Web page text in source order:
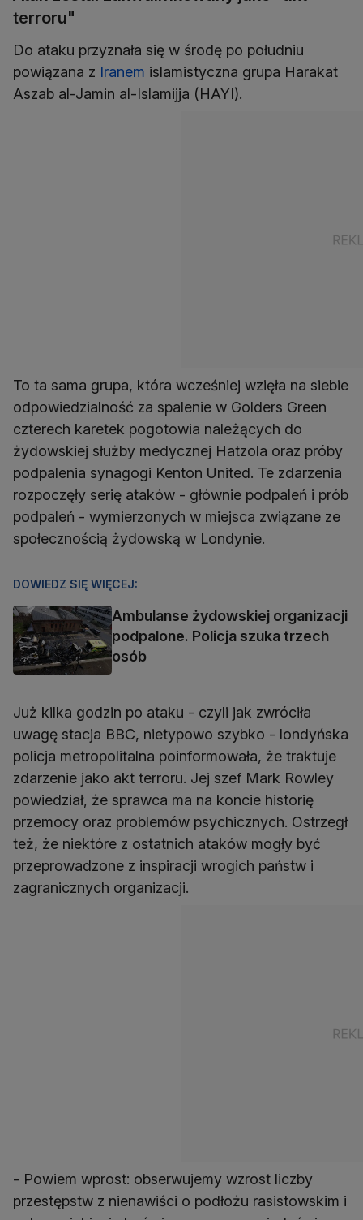
terroru"
Do ataku przyznała się w środę po południu
powiązana z Iranem islamistyczna grupa Harakat
Aszab al-Jamin al-Islamijja (HAYI).
To ta sama grupa, która wcześniej wzięła na siebie
odpowiedzialność za spalenie w Golders Green
czterech karetek pogotowia należących do
żydowskiej służby medycznej Hatzola oraz próby
podpalenia synagogi Kenton United. Te zdarzenia
rozpoczęły serię ataków - głównie podpaleń i prób
podpaleń - wymierzonych w miejsca związane ze
społecznością żydowską w Londynie.
DOWIEDZ SIĘ WIĘCEJ:
Ambulanse żydowskiej organizacji
podpalone. Policja szuka trzech
osób
Już kilka godzin po ataku - czyli jak zwróciła
uwagę stacja BBC, nietypowo szybko - londyńska
policja metropolitalna poinformowała, że traktuje
zdarzenie jako akt terroru. Jej szef Mark Rowley
powiedział, że sprawca ma na koncie historię
przemocy oraz problemów psychicznych. Ostrzegł
też, że niektóre z ostatnich ataków mogły być
przeprowadzone z inspiracji wrogich państw i
zagranicznych organizacji.
- Powiem wprost: obserwujemy wzrost liczby
przestępstw z nienawiści o podłożu rasistowskim i